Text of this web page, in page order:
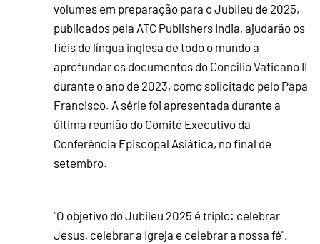
volumes em preparação para o Jubileu de 2025,
publicados pela ATC Publishers India, ajudarão os
fiéis de língua inglesa de todo o mundo a
aprofundar os documentos do Concílio Vaticano II
durante o ano de 2023, como solicitado pelo Papa
Francisco. A série foi apresentada durante a
última reunião do Comité Executivo da
Conferência Episcopal Asiática, no final de
setembro.
"O objetivo do Jubileu 2025 é triplo: celebrar
Jesus, celebrar a Igreja e celebrar a nossa fé",